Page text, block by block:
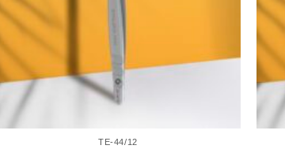
TE-44/12